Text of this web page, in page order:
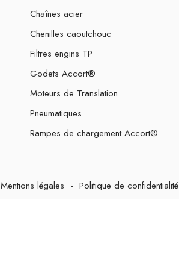
Chaînes acier
Chenilles caoutchouc
Filtres engins TP
Godets Accort®
Moteurs de Translation
Pneumatiques
Rampes de chargement Accort®
Mentions légales - Politique de confidentialité